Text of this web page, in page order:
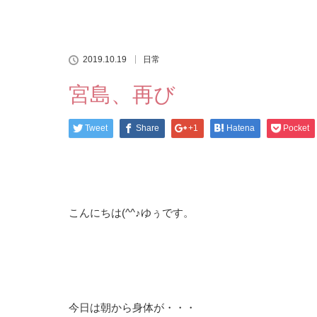
2019.10.19 日常
宮島、再び
Tweet Share +1 Hatena Pocket
こんにちは(^^♪ゆぅです。
今日は朝から身体が・・・